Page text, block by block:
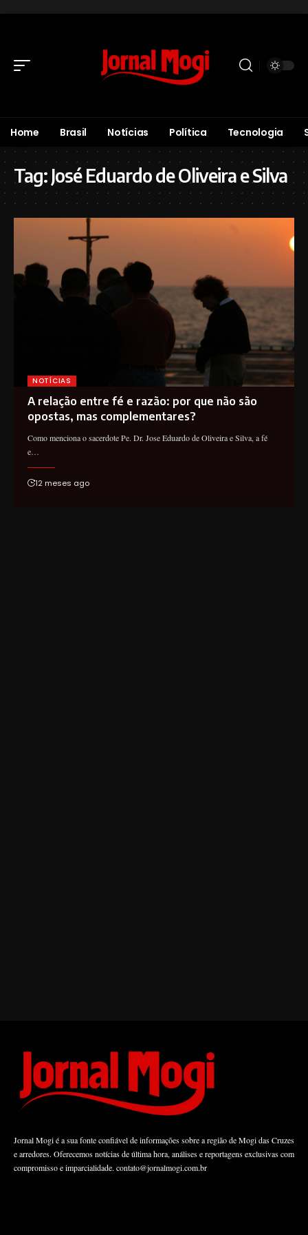
Home Brasil Notícias Política Tecnologia
Tag:José Eduardo de Oliveira e Silva
NOTÍCIAS
A relação entre fé e razão: por que não são
opostas, mas complementares?
Como menciona o sacerdote Pe. Dr. Jose Eduardo de Oliveira e Silva, a fé
e…
12 meses ago
Jornal Mogi é a sua fonte confiável de informações sobre a região de Mogi das Cruzes
e arredores. Oferecemos notícias de última hora, análises e reportagens exclusivas com
compromisso e imparcialidade. contato@jornalmogi.com.br